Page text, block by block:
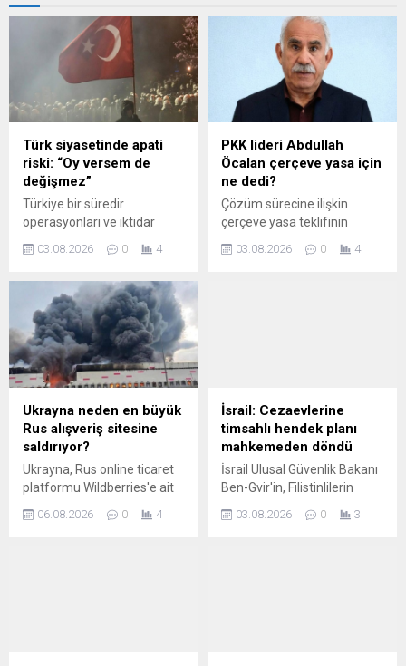
Türk siyasetinde apati
riski: “Oy versem de
değişmez”
Türkiye bir süredir
operasyonları ve iktidar
partisine geçişleri
konuşuyor. Peki siyaset ve
değersizleşiyor mu?
Türkiye'deki seçmen için
"apati" riski ne?
03.08.2026 0 4
PKK lideri Abdullah
Öcalan çerçeve yasa için
ne dedi?
Çözüm sürecine ilişkin
çerçeve yasa teklifinin
TBMM'ye sunulması
bekleniyor. Meclis süreci
03.08.2026 0 4
Ukrayna neden en büyük
Rus alışveriş sitesine
saldırıyor?
Ukrayna, Rus online ticaret
platformu Wildberries'e ait
depoların devam eden
06.08.2026 0 4
İsrail: Cezaevlerine
timsahlı hendek planı
mahkemeden döndü
İsrail Ulusal Güvenlik Bakanı
Ben-Gvir'in, Filistinlilerin
çevresine hendek kazıp
03.08.2026 0 3